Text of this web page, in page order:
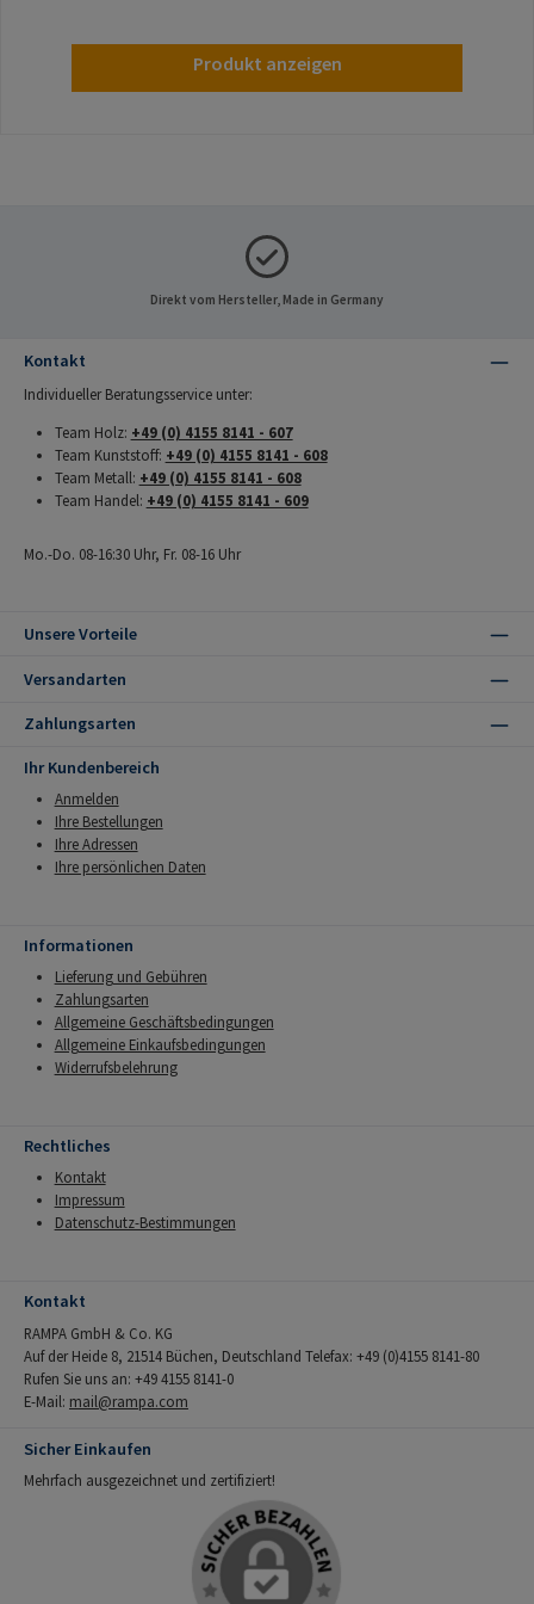
Produkt anzeigen
Direkt vom Hersteller, Made in Germany
Kontakt
Individueller Beratungsservice unter:
Team Holz: +49 (0) 4155 8141 - 607
Team Kunststoff: +49 (0) 4155 8141 - 608
Team Metall: +49 (0) 4155 8141 - 608
Team Handel: +49 (0) 4155 8141 - 609
Mo.-Do. 08-16:30 Uhr, Fr. 08-16 Uhr
Unsere Vorteile
Versandarten
Zahlungsarten
Ihr Kundenbereich
Anmelden
Ihre Bestellungen
Ihre Adressen
Ihre persönlichen Daten
Informationen
Lieferung und Gebühren
Zahlungsarten
Allgemeine Geschäftsbedingungen
Allgemeine Einkaufsbedingungen
Widerrufsbelehrung
Rechtliches
Kontakt
Impressum
Datenschutz-Bestimmungen
Kontakt
RAMPA GmbH & Co. KG
Auf der Heide 8, 21514 Büchen, Deutschland Telefax: +49 (0)4155 8141-80
Rufen Sie uns an: +49 4155 8141-0
E-Mail: mail@rampa.com
Sicher Einkaufen
Mehrfach ausgezeichnet und zertifiziert!